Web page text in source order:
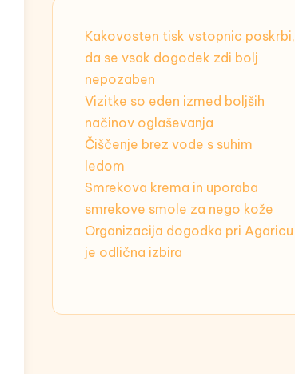
Kakovosten tisk vstopnic poskrbi,
da se vsak dogodek zdi bolj
nepozaben
Vizitke so eden izmed boljših
načinov oglaševanja
Čiščenje brez vode s suhim
ledom
Smrekova krema in uporaba
smrekove smole za nego kože
Organizacija dogodka pri Agaricu
je odlična izbira